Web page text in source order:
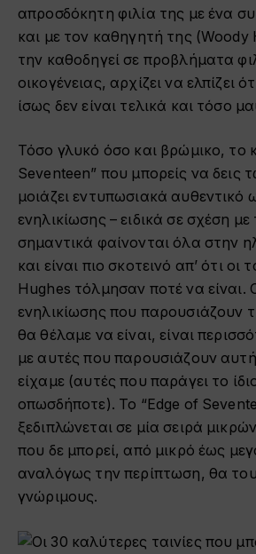
απροσδόκητη φιλία της με ένα
και με τον καθηγητή της
την καθοδηγεί σε προβλήματα
οικογένειας, αρχίζει να ελπίζει
ίσως δεν είναι τελικά και τόσο
Τόσο γλυκό όσο και βρώμικο, το
Seventeen” που μπορείς να δεις
μοιάζει εντυπωσιακά αυθεντικό
ενηλικίωσης – ειδικά σε σχέση
σημαντικά φαίνονται όλα στην
και είναι πιο σκοτεινό απ’ ότι οι
Hughes τόλμησαν ποτέ να είναι.
ενηλικίωσης που παρουσιάζουν
θα θέλαμε να είναι, είναι
με αυτές που παρουσιάζουν
είχαμε (αυτές που παράγει το
οπωσδήποτε). Το “Edge of
ξεδιπλώνεται σε μία σειρά
που δε μπορεί, από μικρό έως
αναλόγως την περίπτωση, θα
γνώριμους.